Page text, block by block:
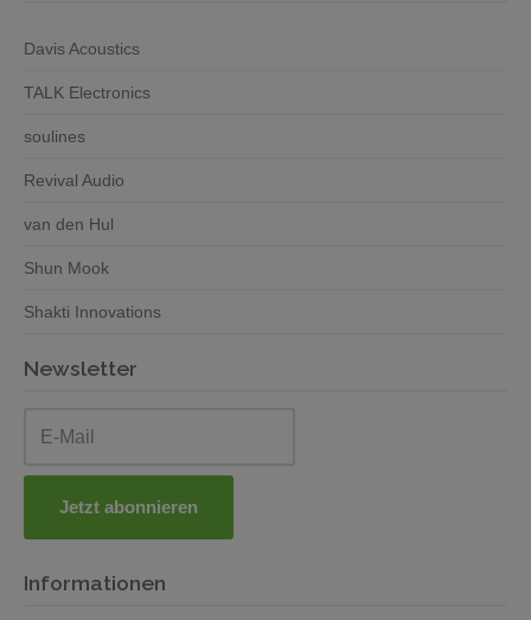
Davis Acoustics
TALK Electronics
soulines
Revival Audio
van den Hul
Shun Mook
Shakti Innovations
Newsletter
Informationen